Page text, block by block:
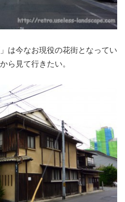
は今なお現役の花街となってい
ら見て行きたい。